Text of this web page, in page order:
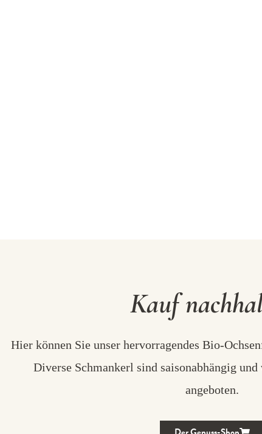
Kauf
Hier können Sie unser hervorragendes Bio-
Diverse Schmankerl sind saisonabhängig
angeboten.